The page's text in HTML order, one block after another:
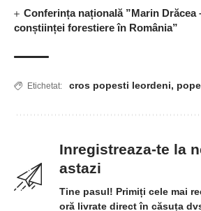
Conferința națională ”Marin Drăcea
conștiinței forestiere în România”
Etichetat: cros popesti leordeni,
Inregistreaza-te la
astazi
Tine pasul! Primiți cele mai
oră livrate direct în căsuța